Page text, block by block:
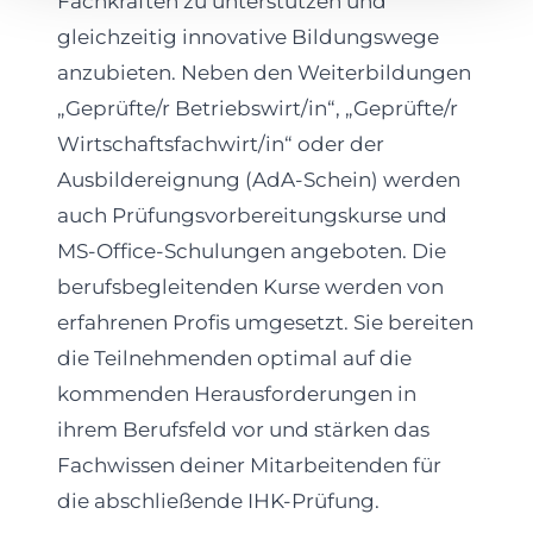
gleichzeitig innovative Bildungswege
anzubieten. Neben den Weiterbildungen
„Geprüfte/r Betriebswirt/in“, „Geprüfte/r
Wirtschaftsfachwirt/in“ oder der
Ausbildereignung (AdA-Schein) werden
auch Prüfungsvorbereitungskurse und
MS-Office-Schulungen angeboten. Die
berufsbegleitenden Kurse werden von
erfahrenen Profis umgesetzt. Sie bereiten
die Teilnehmenden optimal auf die
kommenden Herausforderungen in
ihrem Berufsfeld vor und stärken das
Fachwissen deiner Mitarbeitenden für
die abschließende IHK-Prüfung.